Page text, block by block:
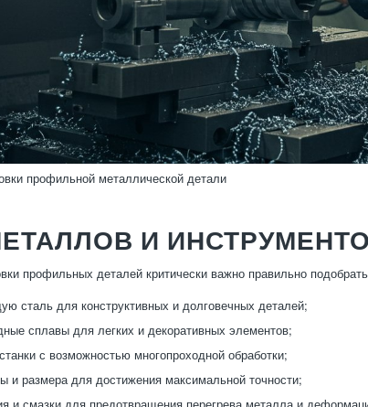
профильной металлической детали
И
профильных деталей критически важно правильно
сталь для конструктивных и долговечных деталей;
сплавы для легких и декоративных элементов;
с возможностью многопроходной обработки;
и размера для достижения максимальной точности;
и смазки для предотвращения перегрева металла и